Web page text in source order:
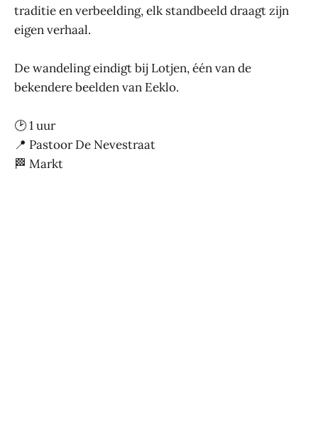
traditie en verbeelding, elk standbeeld draagt zijn
eigen verhaal.
De wandeling eindigt bij Lotjen, één van de
bekendere beelden van Eeklo.
🕑 1 uur
📍 Pastoor De Nevestraat
🏁 Markt